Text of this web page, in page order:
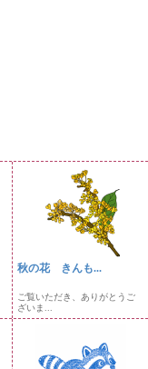
秋の花 きんも...
ご覧いただき、ありがとうご
ざいま...